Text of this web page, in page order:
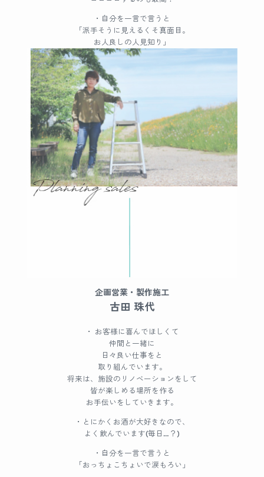
・自分を一言で言うと
「派手そうに見えるくそ真面目。
お人良しの人見知り」
企画営業・製作施工
古田 珠代
・ お客様に喜んでほしくて
仲間と一緒に
日々良い仕事をと
取り組んでいます。
将来は、施設のリノベーションをして
皆が楽しめる場所を作る
お手伝いをしていきます。
・とにかくお酒が大好きなので、
よく飲んでいます(毎日…？)
・自分を一言で言うと
「おっちょこちょいで涙もろい」